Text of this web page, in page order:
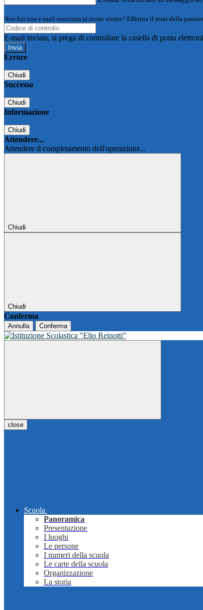
Non hai una e-mail associata al nome utente? Effettua il reset della
E-mail inviata, si prega di controllare la casella di posta
Errore
Chiudi
Successo
Chiudi
Informazione
Chiudi
Attendere...
Attendere il completamento dell'operazione...
Chiudi
Chiudi
Conferma
Annulla Conferma
close
Scuola
Panoramica
Presentazione
I luoghi
Le persone
I numeri della scuola
Le carte della scuola
Organizzazione
La storia